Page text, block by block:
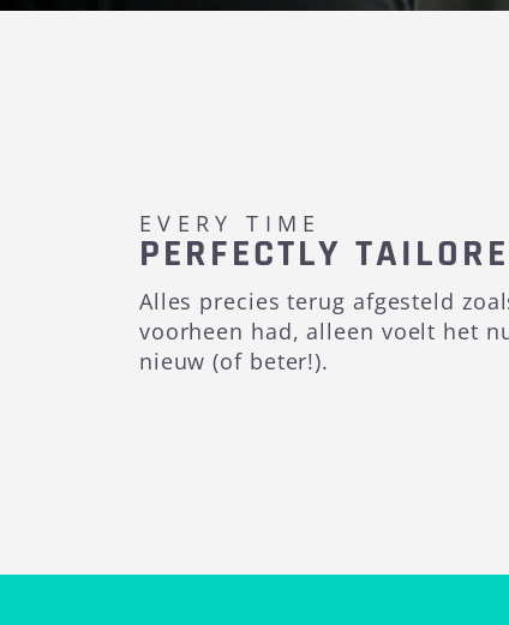
EVERY TIME
PERFECTLY
Alles precies terug afgesteld
voorheen had, alleen voelt het
nieuw (of beter!).